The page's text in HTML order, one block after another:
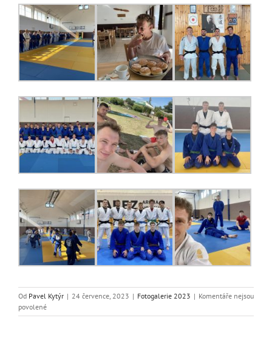
Od Pavel Kytýr | 24 července, 2023 | Fotogalerie 2023 | Komentáře nejsou
povolenéu
textu